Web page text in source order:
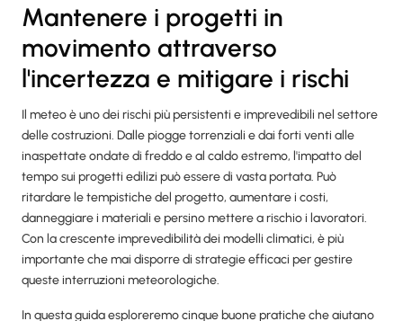
Mantenere i progetti in
movimento attraverso
l'incertezza e mitigare i rischi
Il meteo è uno dei rischi più persistenti e imprevedibili nel settore
delle costruzioni. Dalle piogge torrenziali e dai forti venti alle
inaspettate ondate di freddo e al caldo estremo, l'impatto del
tempo sui progetti edilizi può essere di vasta portata. Può
ritardare le tempistiche del progetto, aumentare i costi,
danneggiare i materiali e persino mettere a rischio i lavoratori.
Con la crescente imprevedibilità dei modelli climatici, è più
importante che mai disporre di strategie efficaci per gestire
queste interruzioni meteorologiche.
In questa guida esploreremo cinque buone pratiche che aiutano